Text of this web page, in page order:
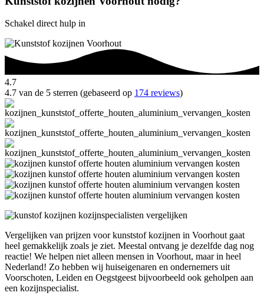
Schakel direct hulp in
4.7
4.7 van de 5 sterren (gebaseerd op 174 reviews)
Vergelijken van prijzen voor kunststof kozijnen in Voorhout gaat
heel gemakkelijk zoals je ziet. Meestal ontvang je dezelfde dag nog
reactie! We helpen niet alleen mensen in Voorhout, maar in heel
Nederland! Zo hebben wij huiseigenaren en ondernemers uit
Voorschoten, Leiden en Oegstgeest bijvoorbeeld ook geholpen aan
een kozijnspecialist.